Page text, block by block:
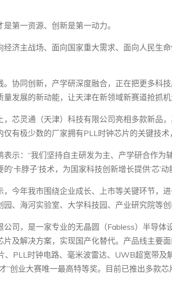
第一资源、创新是第一动力。
经济主战场、面向国家重大需求、面向人民生
。协同创新，产学研深度融合，正在把更多科
发展的新动能，让天津在新领域新赛道抢抓机
，芯灵通（天津）科技有限公司亮相多款新品
有极少数的厂家拥有PLL时钟芯片的关键技
表示：“我们坚持自主研发为主、产学研合作
‘卡脖子’技术，为国家科技创新增长提供‘芯’动
，今年我市围绕企业成长、上市等关键环节，
园、海河实验室、大学科技园、产业研究院等
公司，是一家专业的无晶圆（Fabless）半导
片及解决方案，实现国产化替代。产品线主
、PLL时钟电路、毫米波雷达、UWB超宽带
”创业大赛唯一最高特等奖。目前已推出多款